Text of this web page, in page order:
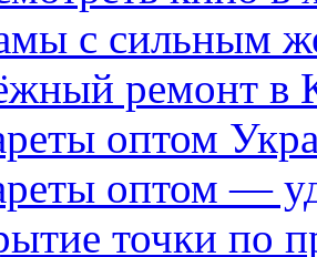
с сильным
ремонт в
оптом
оптом —
точки по